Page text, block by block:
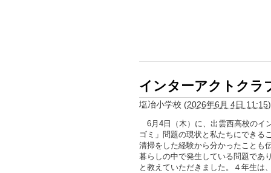
インターアクトクラ
塩冶小学校 (2026年6月 4日 11:15)
6月4日（木）に、出雲西高校のイ
ゴミ」問題の現状と私たちにできる
清掃をした経験から分かったことも
暮らしの中で発生している問題であ
と教えていただきました。４年生は